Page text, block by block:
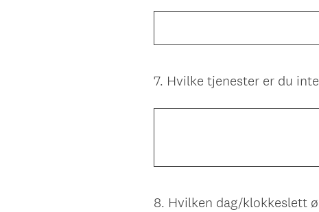
Question
7. Hvilke tjenester er du
Question
8. Hvilken dag/klokkeslett